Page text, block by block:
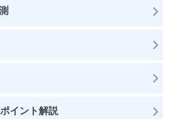
イント解説